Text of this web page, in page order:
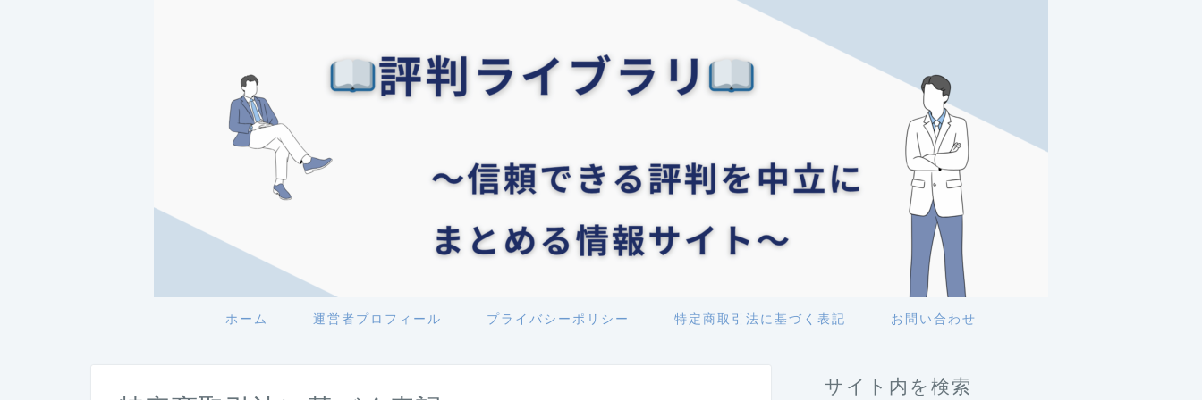
ホーム 運営者プロフィール プライバシーポリシー 特定商取引法に基づく表記 お問い合わせ
サイト内を検索